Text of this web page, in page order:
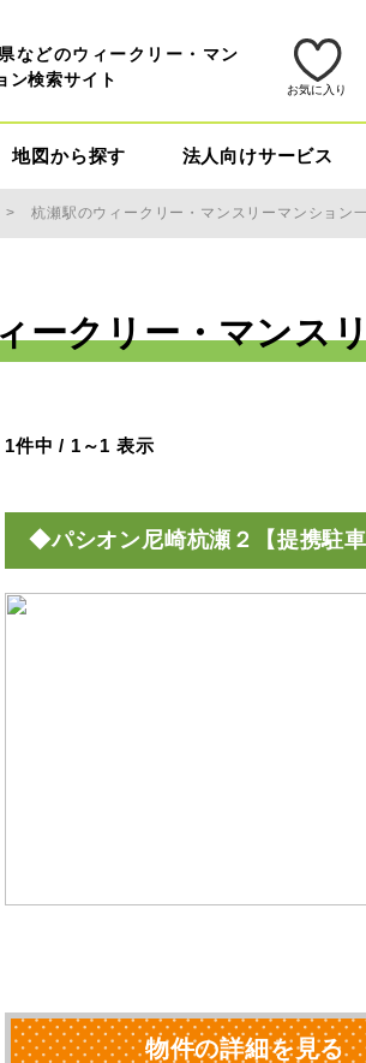
などのウィークリー・マン
ン検索サイト
お気に入り
地図から探す 法人向けサービス
杭瀬駅のウィークリー・マンスリーマンション
ークリー・マンス
1件中 / 1～1 表示
◆パシオン尼崎杭瀬２【提携駐車
物件の詳細を見る